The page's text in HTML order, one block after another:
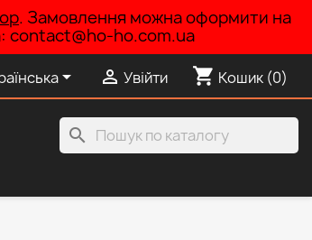
. Замовлення можна оформити на
contact@ho-ho.com.ua
  Увійти shopping_cart Кошик (0)
search